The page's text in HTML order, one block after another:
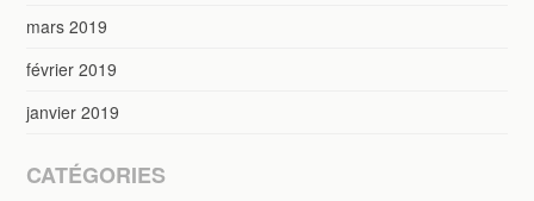
mars 2019
février 2019
janvier 2019
CATÉGORIES